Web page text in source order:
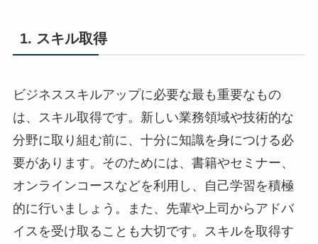
1. スキル取得
ビジネススキルアップに必要な最も重要なもの
は、スキル取得です。新しい業務領域や技術的な
分野に取り組む前に、十分に知識を身につける必
要があります。そのためには、書籍やセミナー、
オンラインコースなどを利用し、自己学習を積極
的に行いましょう。また、先輩や上司からアドバ
イスを受け取ることも大切です。スキルを取得す